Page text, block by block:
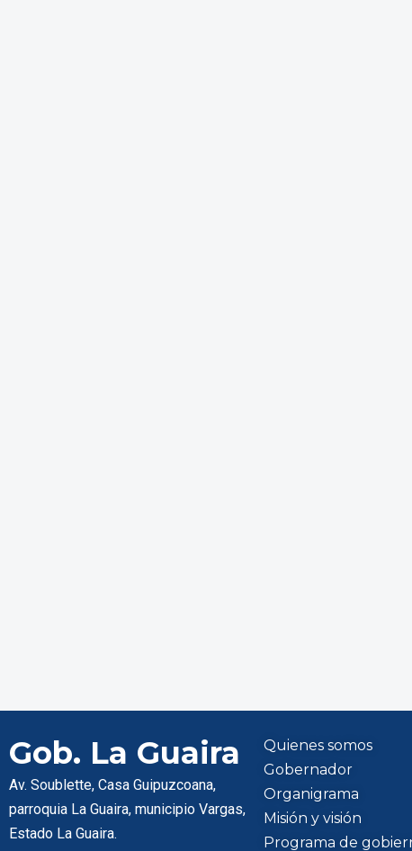
Gob. La Guaira
Av. Soublette, Casa Guipuzcoana,
parroquia La Guaira, municipio Vargas,
Estado La Guaira.
Quienes somos
Gobernador
Organigrama
Misión y visión
Programa de